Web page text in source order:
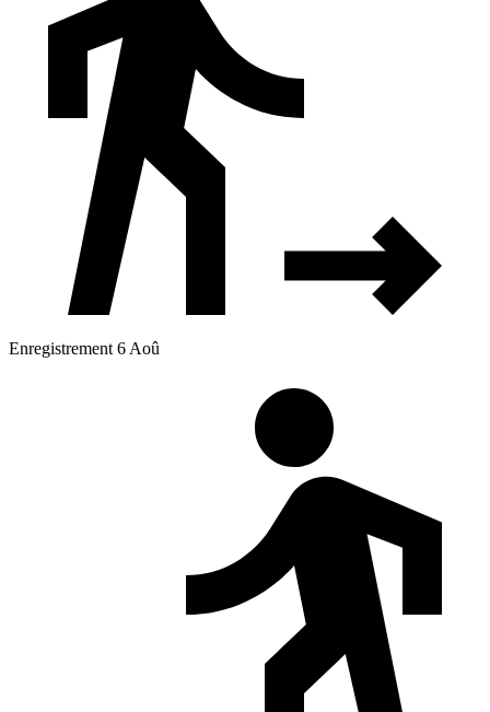
Enregistrement 6 Aoû